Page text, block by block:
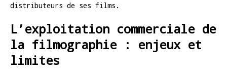
distributeurs de ses films.
L’exploitation commerciale de
la filmographie : enjeux et
limites